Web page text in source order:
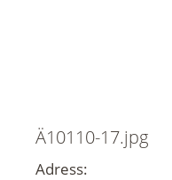
Ä10110-17.jpg
Adress: